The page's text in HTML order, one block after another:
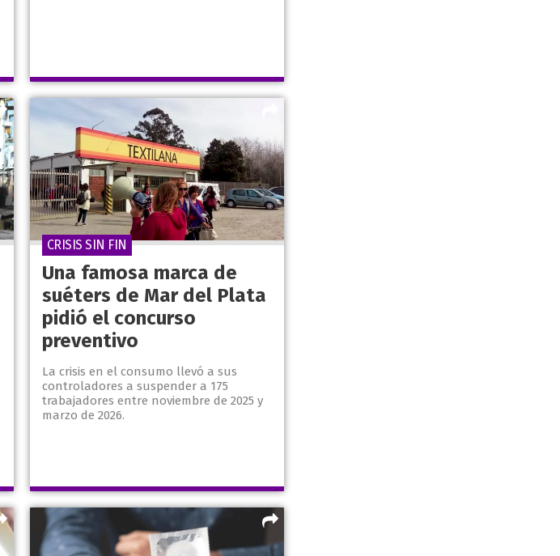
Una famosa marca de
suéters de Mar del Plata
pidió el concurso
preventivo
La crisis en el consumo llevó a sus
controladores a suspender a 175
trabajadores entre noviembre de 2025 y
marzo de 2026.
CRISIS SIN FIN